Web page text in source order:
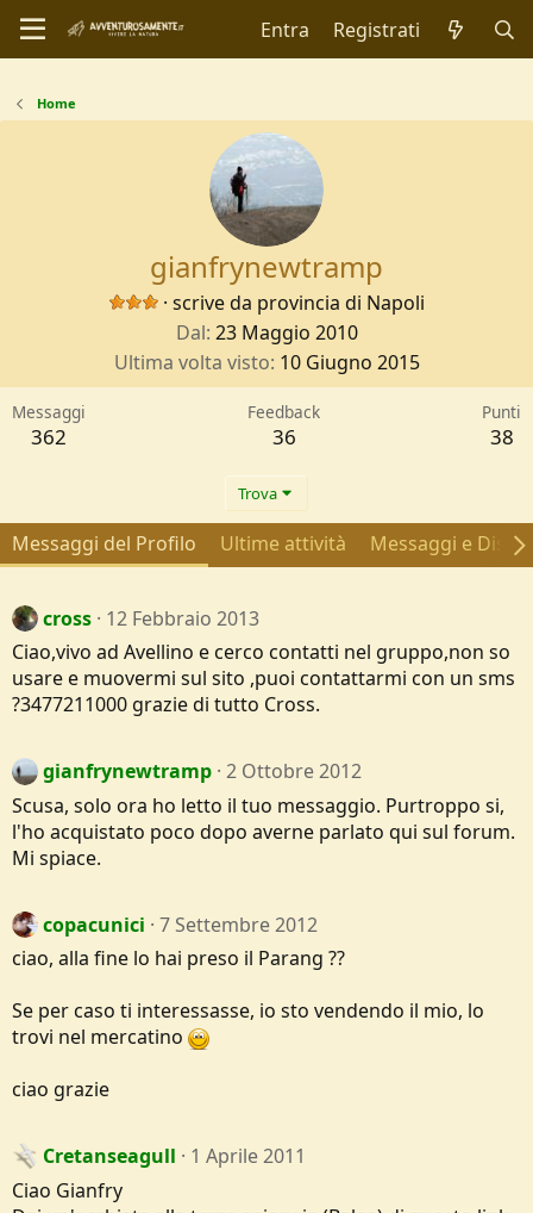
Entra Registrati
Home
gianfrynewtramp
· scrive da provincia di Napoli
Dal 23 Maggio 2010
Ultima volta visto 10 Giugno 2015
Messaggi
362
Feedback
36
Punti
38
Trova
Messaggi del Profilo Ultime attività Messaggi e
cross 12 Febbraio 2013
Ciao,vivo ad Avellino e cerco contatti nel gruppo,non so
usare e muovermi sul sito ,puoi contattarmi con un sms
?3477211000 grazie di tutto Cross.
gianfrynewtramp 2 Ottobre 2012
Scusa, solo ora ho letto il tuo messaggio. Purtroppo si,
l'ho acquistato poco dopo averne parlato qui sul forum.
Mi spiace.
copacunici
7 Settembre 2012
ciao, alla fine lo hai preso il Parang ??
Se per caso ti interessasse, io sto vendendo il mio, lo
trovi nel mercatino
ciao grazie
Cretanseagull
1 Aprile 2011
Ciao Gianfry